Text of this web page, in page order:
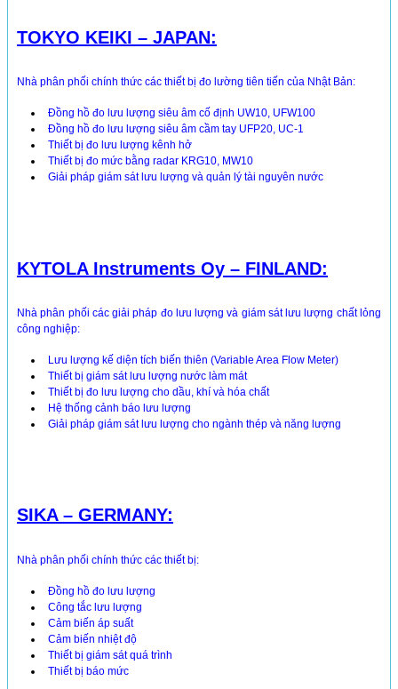
TOKYO KEIKI – JAPAN:
Nhà phân phối chính thức các thiết bị đo lường tiên tiến của Nhật Bản:
Đồng hồ đo lưu lượng siêu âm cố định UW10, UFW100
Đồng hồ đo lưu lượng siêu âm cầm tay UFP20, UC-1
Thiết bị đo lưu lượng kênh hở
Thiết bị đo mức bằng radar KRG10, MW10
Giải pháp giám sát lưu lượng và quản lý tài nguyên nước
KYTOLA Instruments Oy – FINLAND:
Nhà phân phối các giải pháp đo lưu lượng và giám sát lưu lượng chất lỏng
công nghiệp:
Lưu lượng kế diện tích biến thiên (Variable Area Flow Meter)
Thiết bị giám sát lưu lượng nước làm mát
Thiết bị đo lưu lượng cho dầu, khí và hóa chất
Hệ thống cảnh báo lưu lượng
Giải pháp giám sát lưu lượng cho ngành thép và năng lượng
SIKA – GERMANY:
Nhà phân phối chính thức các thiết bị:
Đồng hồ đo lưu lượng
Công tắc lưu lượng
Cảm biến áp suất
Cảm biến nhiệt độ
Thiết bị giám sát quá trình
Thiết bị báo mức